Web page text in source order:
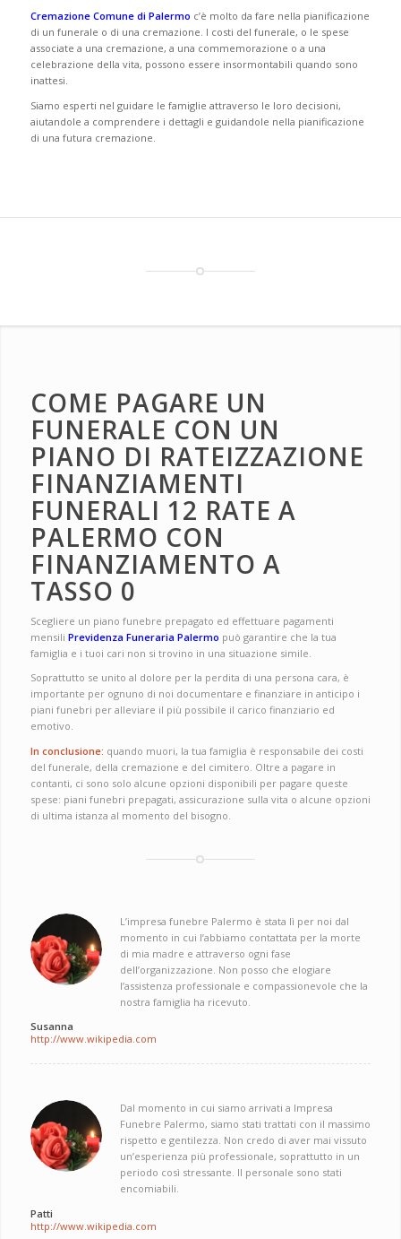
Cremazione Comune di Palermo c’è molto da fare nella pianificazione
di un funerale o di una cremazione. I costi del funerale, o le spese
associate a una cremazione, a una commemorazione o a una
celebrazione della vita, possono essere insormontabili quando sono
inattesi.
Siamo esperti nel guidare le famiglie attraverso le loro decisioni,
aiutandole a comprendere i dettagli e guidandole nella pianificazione
di una futura cremazione.
COME PAGARE UN
FUNERALE CON UN
PIANO DI RATEIZZAZIONE
FINANZIAMENTI
FUNERALI 12 RATE A
PALERMO CON
FINANZIAMENTO A
TASSO 0
Scegliere un piano funebre prepagato ed effettuare pagamenti
mensili Previdenza Funeraria Palermo può garantire che la tua
famiglia e i tuoi cari non si trovino in una situazione simile.
Soprattutto se unito al dolore per la perdita di una persona cara, è
importante per ognuno di noi documentare e finanziare in anticipo i
piani funebri per alleviare il più possibile il carico finanziario ed
emotivo.
In conclusione: quando muori, la tua famiglia è responsabile dei costi
del funerale, della cremazione e del cimitero. Oltre a pagare in
contanti, ci sono solo alcune opzioni disponibili per pagare queste
spese: piani funebri prepagati, assicurazione sulla vita o alcune opzioni
di ultima istanza al momento del bisogno.
L’impresa funebre Palermo è stata lì per noi dal
momento in cui l’abbiamo contattata per la morte
di mia madre e attraverso ogni fase
dell’organizzazione. Non posso che elogiare
l’assistenza professionale e compassionevole che la
nostra famiglia ha ricevuto.
Susanna
http://www.wikipedia.com
Dal momento in cui siamo arrivati ​​a Impresa
Funebre Palermo, siamo stati trattati con il massimo
rispetto e gentilezza. Non credo di aver mai vissuto
un’esperienza più professionale, soprattutto in un
periodo così stressante. Il personale sono stati
encomiabili.
Patti
http://www.wikipedia.com